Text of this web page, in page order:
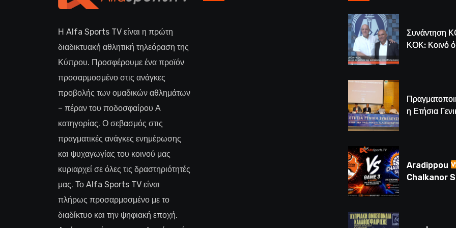
Η Alfa Sports TV είναι η πρώτη
διαδικτυακή αθλητική τηλεόραση της
Κύπρου. Προσφέρουμε ένα προϊόν
προσαρμοσμένο στις ανάγκες
προβολής των ομαδικών αθλημάτων
– πέραν του ποδοσφαίρου Α
κατηγορίας. Ο σεβασμός στις
πραγματικές ανάγκες ενημέρωσης
και ψυχαγωγίας του κοινού μας
κυριαρχεί σε όλες τις δραστηριότητές
μας. Το Alfa Sports TV είναι
πλήρως προσαρμοσμένο με το
διαδίκτυο και την ψηφιακή εποχή.
Συνάντηση
ΚΟΚ: Κοινό
η Ετήσια
(BINTEO)
Aradippou
Chalkanor